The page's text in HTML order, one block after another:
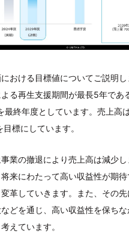
おける目標値についてご説明
る再生支援期間が最長5年であ
最終年度としています。売上高
標にしています。
業の撤退により売上高は減少
来にわたって高い収益性が期
革していきます。また、その
どを通じ、高い収益性を保ち
えています。